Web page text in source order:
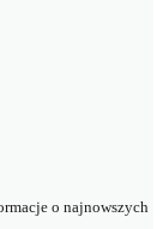
o najnowszych